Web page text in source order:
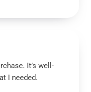
It’s well-
I needed.